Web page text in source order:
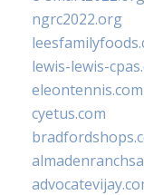
ngrc2022.org
lewis-lewis-
eleontennis.com
cyetus.com